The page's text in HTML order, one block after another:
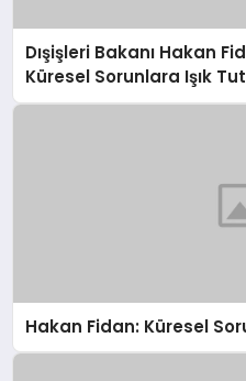
Dışişleri Bakanı Hakan
Küresel Sorunlara Işık
Hakan Fidan: Küresel